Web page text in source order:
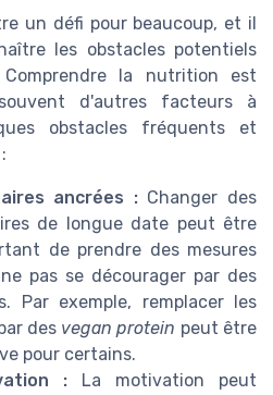
un défi pour beaucoup, et il
les obstacles potentiels
la nutrition est
d'autres facteurs à
obstacles fréquents et
ancrées :Changer des
de longue date peut être
de prendre des mesures
pas se décourager par des
Par exemple, remplacer les
des vegan protein peut être
pour certains.
: La motivation peut